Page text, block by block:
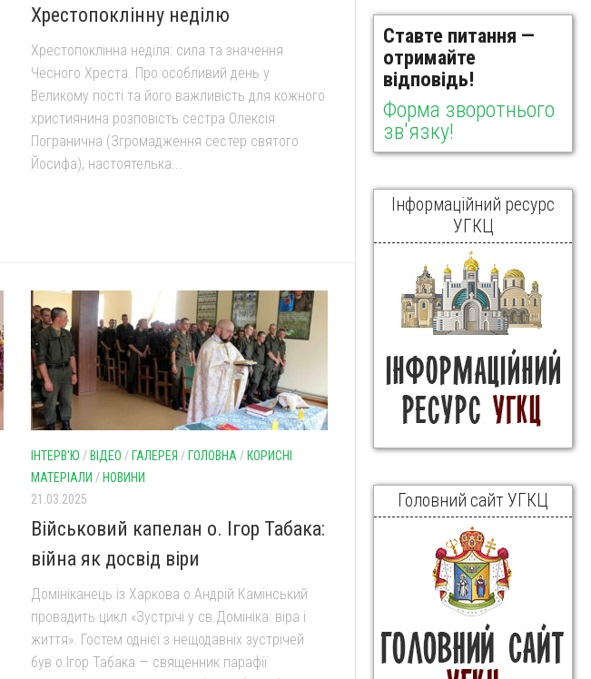
Хрестопоклінну неділю
Хрестопоклінна неділя: сила та значення
Чесного Хреста. Про особливий день у
Великому пості та його важливість для кожного
християнина розповість сестра Олексія
Погранична (Згромадження сестер святого
Йосифа), настоятелька...
ІНТЕРВ'Ю / ВІДЕО / ГАЛЕРЕЯ / ГОЛОВНА / КОРИСНІ
МАТЕРІАЛИ / НОВИНИ
21.03.2025
Військовий капелан о. Ігор Табака:
війна як досвід віри
Домініканець із Харкова о.Андрій Камінський
провадить цикл «Зустрічі у св.Домініка: віра і
життя». Гостем однієї з нещодавніх зустрічей
був о.Ігор Табака — священник парафії
Ставте питання —
отримайте
відповідь!
Форма зворотнього
зв'язку!
Інформаційний ресурс
УГКЦ
Головний сайт УГКЦ